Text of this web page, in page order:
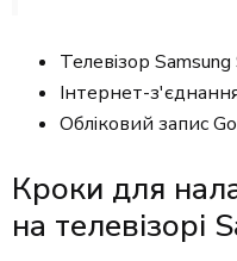
Телевізор
Інтернет-
Обліковий запис
Кроки для
на телевізорі